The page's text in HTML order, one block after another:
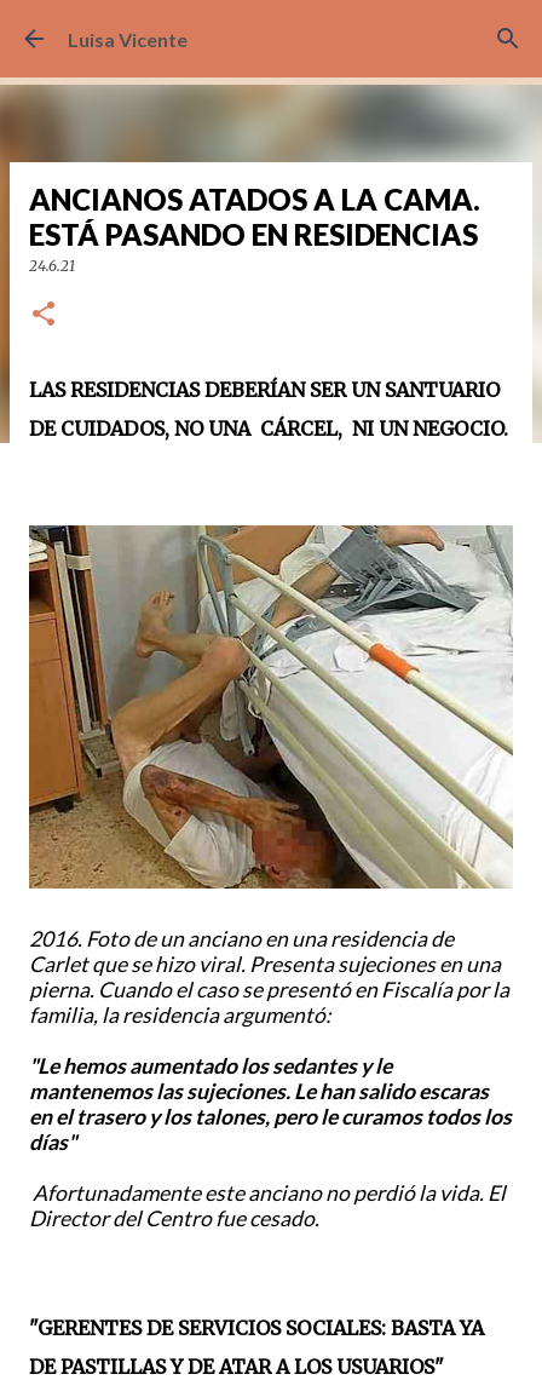
Luisa Vicente
ANCIANOS ATADOS A LA CAMA.
ESTÁ PASANDO EN RESIDENCIAS
24.6.21
LAS RESIDENCIAS DEBERÍAN SER UN SANTUARIO
DE CUIDADOS, NO UNA CÁRCEL, NI UN NEGOCIO.
2016. Foto de un anciano en una residencia de
Carlet que se hizo viral. Presenta sujeciones en una
pierna. Cuando el caso se presentó en Fiscalía por la
familia, la residencia argumentó:
"Le hemos aumentado los sedantes y le
mantenemos las sujeciones. Le han salido escaras
en el trasero y los talones, pero le curamos todos los
días"
Afortunadamente este anciano no perdió la vida. El
Director del Centro fue cesado.
"GERENTES DE SERVICIOS SOCIALES: BASTA YA
DE PASTILLAS Y DE ATAR A LOS USUARIOS"